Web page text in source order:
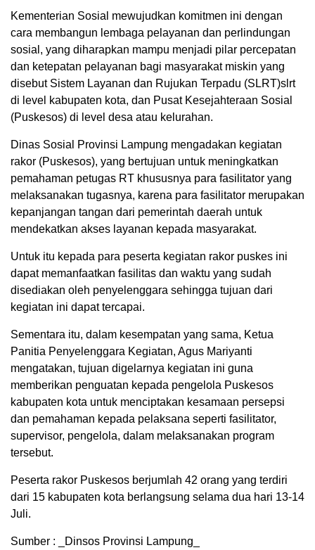
Kementerian Sosial mewujudkan komitmen ini dengan
cara membangun lembaga pelayanan dan perlindungan
sosial, yang diharapkan mampu menjadi pilar percepatan
dan ketepatan pelayanan bagi masyarakat miskin yang
disebut Sistem Layanan dan Rujukan Terpadu (SLRT)slrt
di level kabupaten kota, dan Pusat Kesejahteraan Sosial
(Puskesos) di level desa atau kelurahan.
Dinas Sosial Provinsi Lampung mengadakan kegiatan
rakor (Puskesos), yang bertujuan untuk meningkatkan
pemahaman petugas RT khususnya para fasilitator yang
melaksanakan tugasnya, karena para fasilitator merupakan
kepanjangan tangan dari pemerintah daerah untuk
mendekatkan akses layanan kepada masyarakat.
Untuk itu kepada para peserta kegiatan rakor puskes ini
dapat memanfaatkan fasilitas dan waktu yang sudah
disediakan oleh penyelenggara sehingga tujuan dari
kegiatan ini dapat tercapai.
Sementara itu, dalam kesempatan yang sama, Ketua
Panitia Penyelenggara Kegiatan, Agus Mariyanti
mengatakan, tujuan digelarnya kegiatan ini guna
memberikan penguatan kepada pengelola Puskesos
kabupaten kota untuk menciptakan kesamaan persepsi
dan pemahaman kepada pelaksana seperti fasilitator,
supervisor, pengelola, dalam melaksanakan program
tersebut.
Peserta rakor Puskesos berjumlah 42 orang yang terdiri
dari 15 kabupaten kota berlangsung selama dua hari 13-14
Juli.
Sumber : _Dinsos Provinsi Lampung_